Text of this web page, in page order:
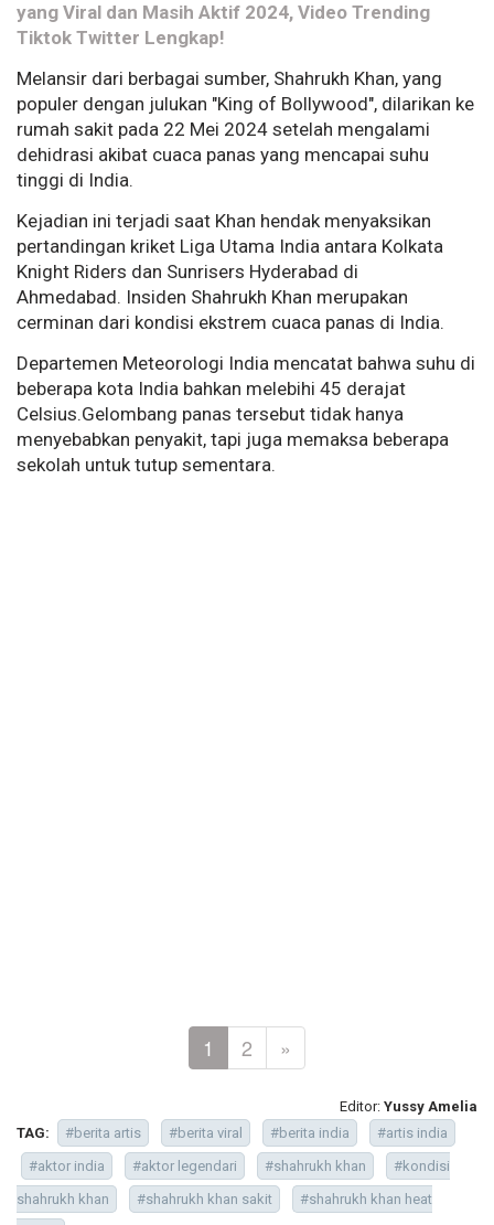
yang Viral dan Masih Aktif 2024, Video Trending
Tiktok Twitter Lengkap!
Melansir dari berbagai sumber, Shahrukh Khan, yang
populer dengan julukan "King of Bollywood", dilarikan ke
rumah sakit pada 22 Mei 2024 setelah mengalami
dehidrasi akibat cuaca panas yang mencapai suhu
tinggi di India.
Kejadian ini terjadi saat Khan hendak menyaksikan
pertandingan kriket Liga Utama India antara Kolkata
Knight Riders dan Sunrisers Hyderabad di
Ahmedabad. Insiden Shahrukh Khan merupakan
cerminan dari kondisi ekstrem cuaca panas di India.
Departemen Meteorologi India mencatat bahwa suhu di
beberapa kota India bahkan melebihi 45 derajat
Celsius.Gelombang panas tersebut tidak hanya
menyebabkan penyakit, tapi juga memaksa beberapa
sekolah untuk tutup sementara.
1 2 »
Editor: Yussy Amelia
TAG:
#berita artis #berita viral #berita india
#artis india
#aktor india
#aktor legendari #shahrukh khan
#kondisi
shahrukh khan
#shahrukh khan sakit
#shahrukh khan heat